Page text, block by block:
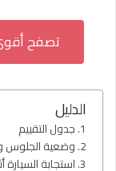
تصفح
الدليل
جدول التقييم
وضعية الجلوس
استجابة السيارة